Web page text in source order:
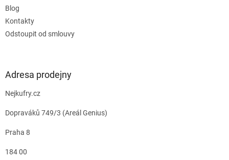
Blog
Kontakty
Odstoupit od smlouvy
Adresa prodejny
Nejkufry.cz
Dopraváků 749/3 (Areál Genius)
Praha 8
184 00